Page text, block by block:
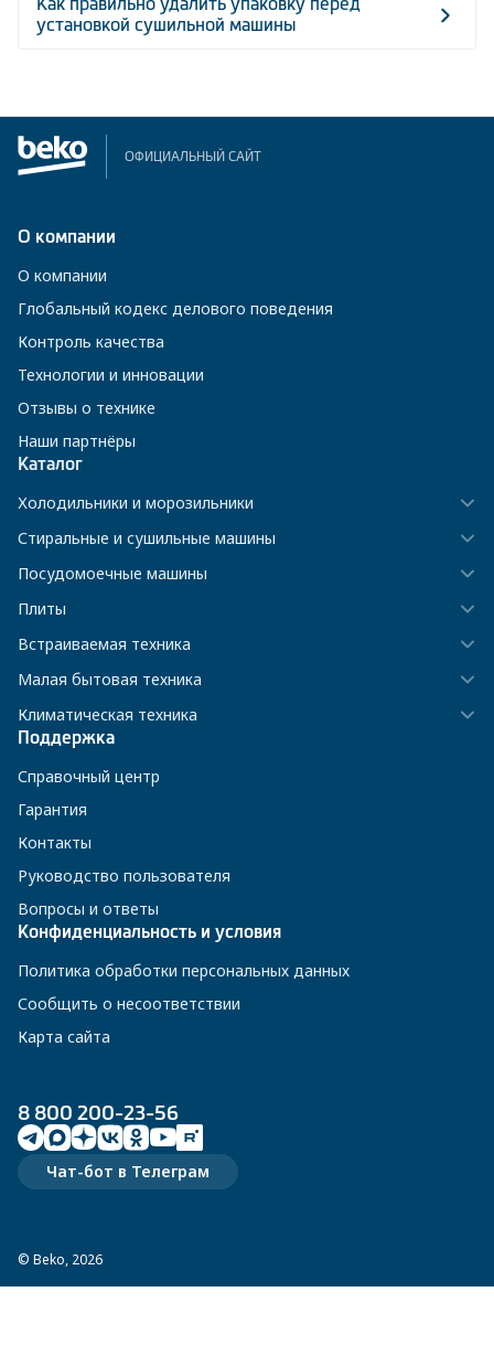
установкой сушильной машины
ОФИЦИАЛЬНЫЙ САЙТ
© Beko, 2026
О компании
О компании
Глобальный кодекс делового поведения
Контроль качества
Технологии и инновации
Отзывы о технике
Наши партнёры
Каталог
Холодильники и морозильники
Стиральные и сушильные машины
Посудомоечные машины
Плиты
Встраиваемая техника
Малая бытовая техника
Климатическая техника
Поддержка
Справочный центр
Гарантия
Контакты
Руководство пользователя
Вопросы и ответы
Конфиденциальность и условия
Политика обработки персональных данных
Сообщить о несоответствии
Карта сайта
8 800 200-23-56
Чат-бот в Телеграм